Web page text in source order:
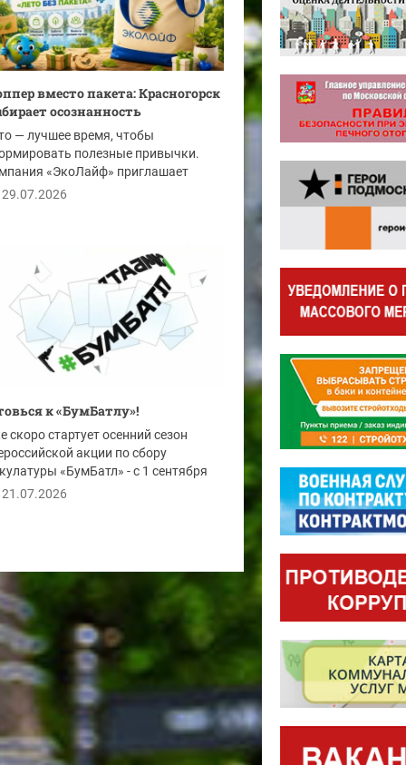
вместо пакета: Красногорск
осознанность
— лучшее время, чтобы
полезные привычки.
«ЭкоЛайф» приглашает
Красногорска и всего...
29.07.2026
к «БумБатлу»!
скоро стартует осенний сезон
акции по сбору
«БумБатл» - с 1 сентября
ноября. Акция...
21.07.2026